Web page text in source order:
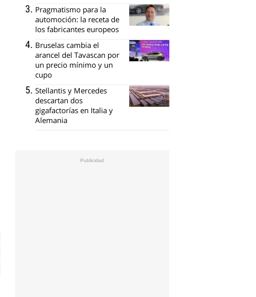
Pragmatismo para la
automoción: la receta de
los fabricantes europeos
Bruselas cambia el
arancel del Tavascan por
un precio mínimo y un
cupo
Stellantis y Mercedes
descartan dos
gigafactorías en Italia y
Alemania